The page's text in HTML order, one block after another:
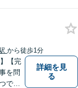
から徒歩1分
【完
を問
でも
詳細を見
る